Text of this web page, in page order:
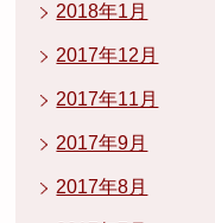
2018年1月
2017年12月
2017年11月
2017年9月
2017年8月